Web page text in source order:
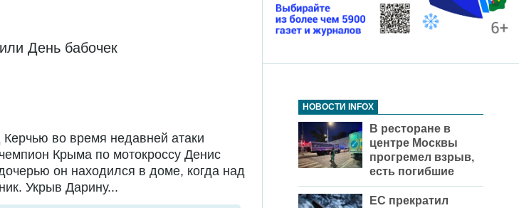
День бабочек
во время недавней атаки
Крыма по мотокроссу Денис
он находился в доме, когда над
Укрыв Дарину...
НОВОСТИ INFOX
В ресторане в
центре Москвы
прогремел взрыв,
есть погибшие
ЕС прекратил